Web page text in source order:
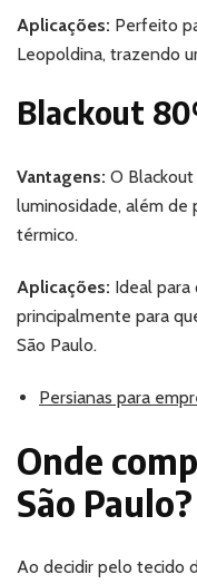
Aplicações: Perfeito
Leopoldina, trazendo
Blackout
Vantagens: O
luminosidade, além de
térmico.
Aplicações: Ideal para
principalmente para
São Paulo.
Persianas para
Onde
São Paulo?
Ao decidir pelo tecido